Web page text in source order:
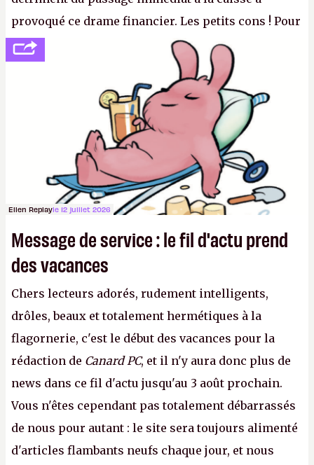
provoqué ce drame financier. Les petits cons ! Pour
se consoler, le PDG David Baszucki peut compter
sur le déblocage du jeu en Russie et l'explosion des
joueurs majeurs (+32 %). L'avenir appartient donc
aux adultes, qui ne sont jamais que des enfants
avec du pouvoir d'achat.P.
Ellen Replayle 12 juillet 2026
Message de service : le fil d'actu prend
des vacances
Chers lecteurs adorés, rudement intelligents,
drôles, beaux et totalement hermétiques à la
flagornerie, c'est le début des vacances pour la
rédaction de Canard PC, et il n'y aura donc plus de
news dans ce fil d'actu jusqu'au 3 août prochain.
Vous n'êtes cependant pas totalement débarrassés
de nous pour autant : le site sera toujours alimenté
d'articles flambants neufs chaque jour, et nous